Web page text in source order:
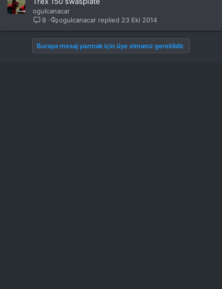
ogulcanacar
8
23 Eki 2014
ogulcanacar
Buraya mesaj yazmak için üye olmanız gereklidir.